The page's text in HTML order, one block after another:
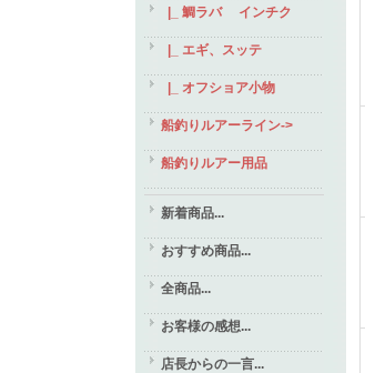
|_ 鯛ラバ インチク
|_ エギ、スッテ
|_ オフショア小物
船釣りルアーライン->
船釣りルアー用品
新着商品...
おすすめ商品...
全商品...
お客様の感想...
店長からの一言...